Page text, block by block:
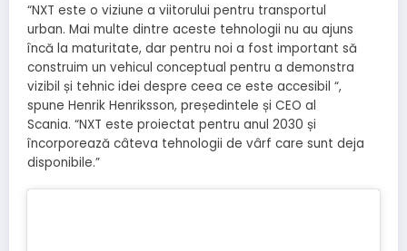
“NXT este o viziune a viitorului pentru transportul
urban. Mai multe dintre aceste tehnologii nu au ajuns
încă la maturitate, dar pentru noi a fost important să
construim un vehicul conceptual pentru a demonstra
vizibil și tehnic idei despre ceea ce este accesibil “,
spune Henrik Henriksson, președintele și CEO al
Scania. “NXT este proiectat pentru anul 2030 și
încorporează câteva tehnologii de vârf care sunt deja
disponibile.”